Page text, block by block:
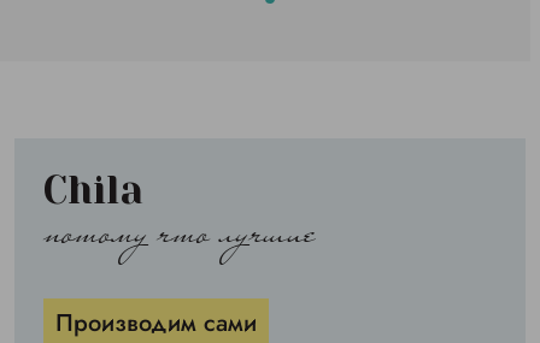
Chila
потому что лучшие
Производим сами